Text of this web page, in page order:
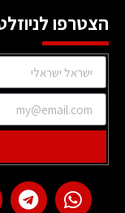
הצטרפו